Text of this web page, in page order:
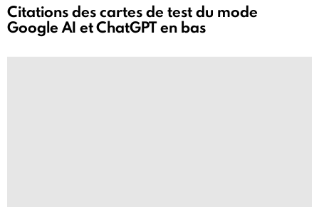
Citations des cartes de test du mode
Google AI et ChatGPT en bas